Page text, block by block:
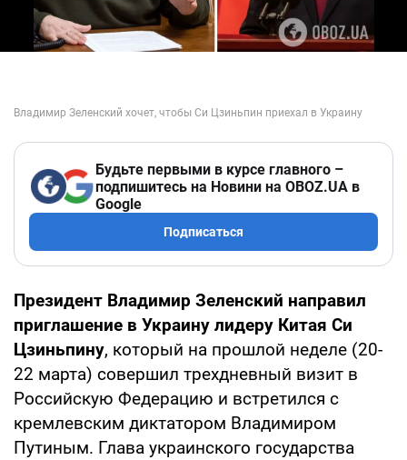
Будьте первыми в курсе главного –
подпишитесь на Новини на OBOZ.UA в
Google
Подписаться
Президент Владимир Зеленский направил
приглашение в Украину лидеру Китая Си
Цзиньпину, который на прошлой неделе (20-
22 марта) совершил трехдневный визит в
Российскую Федерацию и встретился с
кремлевским диктатором Владимиром
Путиным. Глава украинского государства